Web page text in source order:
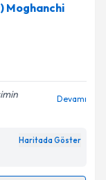
Moghanchi
Devamı
Haritada Göster